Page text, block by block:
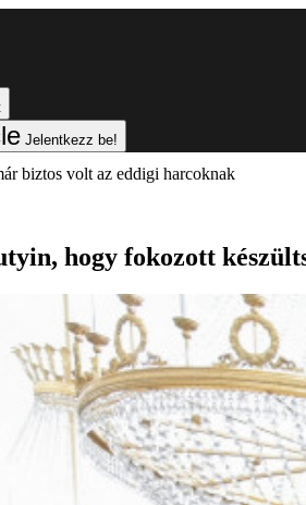
Jelentkezz be!
biztos volt az eddigi harcoknak
hogy fokozott